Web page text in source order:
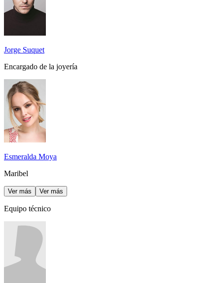
Jorge Suquet
Encargado de la joyería
Esmeralda Moya
Maribel
Ver más Ver más
Equipo técnico